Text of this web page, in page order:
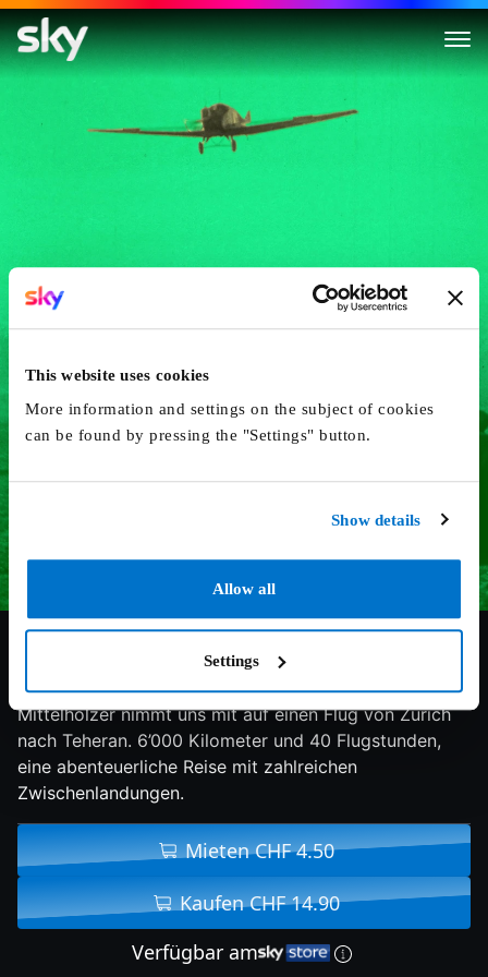
This website uses cookies
More information and settings on the subject of cookies
can be found by pressing the "Settings" button.
Show details
Allow all
Settings
Mein Persienflug
3/10 1925 58 min Doku
1924: Der Flugpionier und Regisseur Walter
Mittelholzer nimmt uns mit auf einen Flug von Zürich
nach Teheran. 6’000 Kilometer und 40 Flugstunden,
eine abenteuerliche Reise mit zahlreichen
Zwischenlandungen.
Mieten CHF 4.50
Kaufen CHF 14.90
Verfügbar am